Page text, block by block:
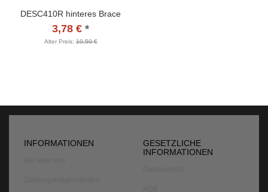
DESC410R hinteres Brace
3,78 € *
Alter Preis:10,50 €
INFORMATIONEN
GESETZLICHE
INFORMATIONEN